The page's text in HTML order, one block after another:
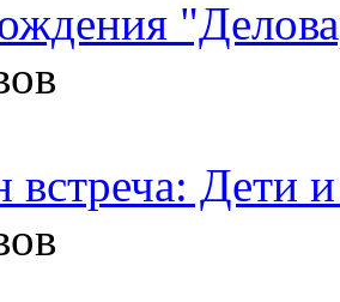
встреча: Дети